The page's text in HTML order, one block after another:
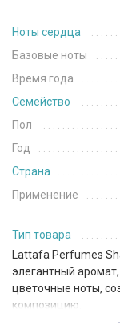
Ноты сердца
Базовые ноты
Время года
Семейство
Пол
Год
Страна
Применение
Тип товара
Lattafa Perfumes
элегантный
цветочные ноты,
композицию.